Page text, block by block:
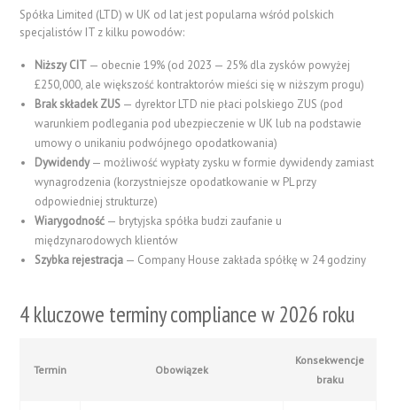
Spółka Limited (LTD) w UK od lat jest popularna wśród polskich
specjalistów IT z kilku powodów:
Niższy CIT — obecnie 19% (od 2023 — 25% dla zysków powyżej
£250,000, ale większość kontraktorów mieści się w niższym progu)
Brak składek ZUS — dyrektor LTD nie płaci polskiego ZUS (pod
warunkiem podlegania pod ubezpieczenie w UK lub na podstawie
umowy o unikaniu podwójnego opodatkowania)
Dywidendy— możliwość wypłaty zysku w formie dywidendy zamiast
wynagrodzenia (korzystniejsze opodatkowanie w PL przy
odpowiedniej strukturze)
Wiarygodność — brytyjska spółka budzi zaufanie u
międzynarodowych klientów
Szybka rejestracja — Company House zakłada spółkę w 24 godziny
4 kluczowe terminy compliance w 2026 roku
Termin Obowiązek
Konsekwencje
braku